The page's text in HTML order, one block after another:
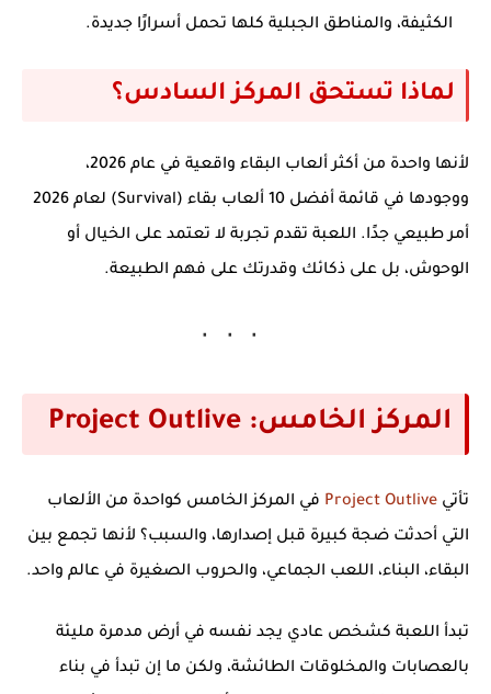
الكثيفة، والمناطق الجبلية كلها تحمل أسرارًا جديدة.
لماذا تستحق المركز السادس؟
لأنها واحدة من أكثر ألعاب البقاء واقعية في عام 2026،
ووجودها في قائمة أفضل 10 ألعاب بقاء (Survival) لعام 2026
أمر طبيعي جدًا. اللعبة تقدم تجربة لا تعتمد على الخيال أو
الوحوش، بل على ذكائك وقدرتك على فهم الطبيعة.
المركز الخامس: Project Outlive
تأتي Project Outlive في المركز الخامس كواحدة من الألعاب
التي أحدثت ضجة كبيرة قبل إصدارها، والسبب؟ لأنها تجمع بين
البقاء، البناء، اللعب الجماعي، والحروب الصغيرة في عالم واحد.
تبدأ اللعبة كشخص عادي يجد نفسه في أرض مدمرة مليئة
بالعصابات والمخلوقات الطائشة، ولكن ما إن تبدأ في بناء